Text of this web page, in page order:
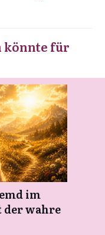
könnte für
im
der wahre